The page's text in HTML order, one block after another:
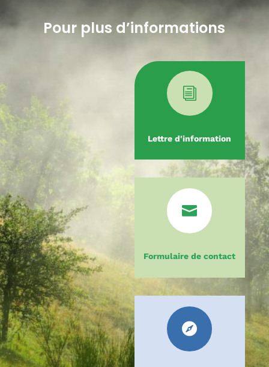
Pour plus d’informations
i
Lettre d'information

Formulaire de contact
